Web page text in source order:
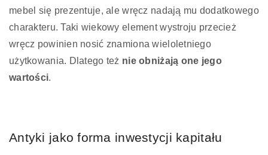
mebel się prezentuje, ale wręcz nadają mu dodatkowego
charakteru. Taki wiekowy element wystroju przecież
wręcz powinien nosić znamiona wieloletniego
użytkowania. Dlatego też nie obniżają one jego
wartości.
Antyki jako forma inwestycji kapitału